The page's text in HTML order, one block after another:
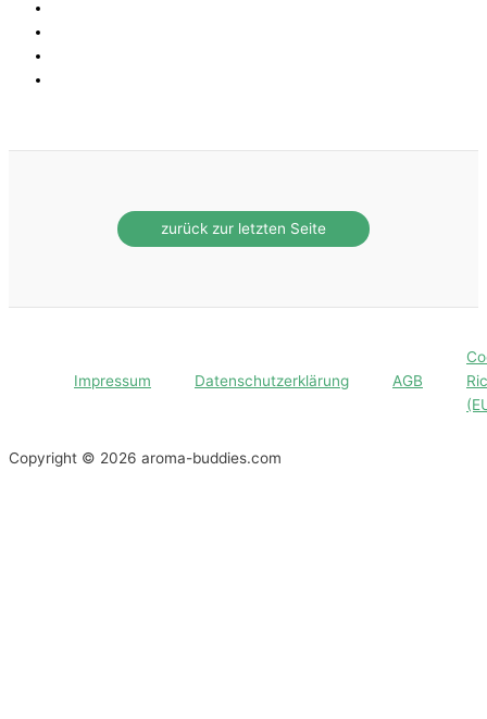
Impressum Datenschutzerklärung AGB
Copyright © 2026 aroma-buddies.com